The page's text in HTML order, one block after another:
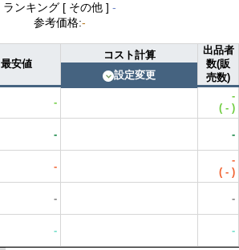
ランキング [ その他] -
参考価格:-
最安値
コスト計算
設定変更
出品者
数(販
売数)
-
-
( - )
- -
-
-
( - )
- -
- -